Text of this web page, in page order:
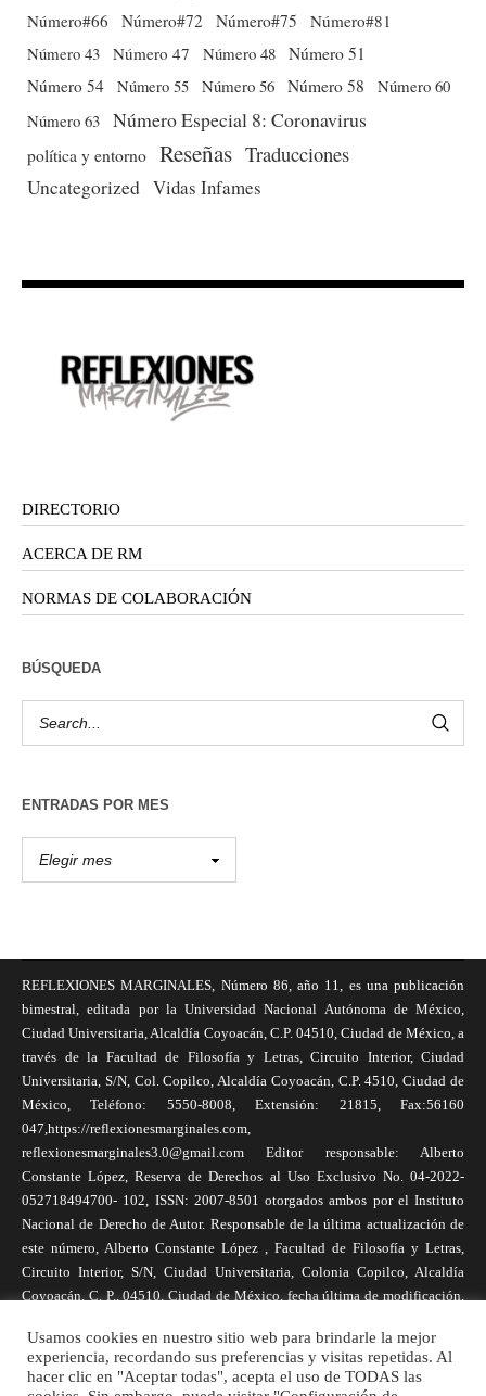
Número#66
Número#72 Número#75
Número#81
Número 43 Número 47 Número 48 Número 51
Número 54 Número 55 Número 56 Número 58
Número 60
Número 63 Número Especial 8: Coronavirus
política y entorno Reseñas Traducciones
Uncategorized Vidas Infames
DIRECTORIO
ACERCA DE RM
NORMAS DE COLABORACIÓN
BÚSQUEDA
ENTRADAS POR MES
REFLEXIONES MARGINALES, Número 86, año 11, es una publicación
bimestral, editada por la Universidad Nacional Autónoma de México,
Ciudad Universitaria, Alcaldía Coyoacán, C.P. 04510, Ciudad de México, a
través de la Facultad de Filosofía y Letras, Circuito Interior, Ciudad
Universitaria, S/N, Col. Copilco, Alcaldía Coyoacán, C.P. 4510, Ciudad de
México, Teléfono: 5550-8008, Extensión: 21815, Fax:56160
047,https://reflexionesmarginales.com,
reflexionesmarginales3.0@gmail.com Editor responsable: Alberto
Constante López, Reserva de Derechos al Uso Exclusivo No. 04-2022-
052718494700- 102, ISSN: 2007-8501 otorgados ambos por el Instituto
Nacional de Derecho de Autor. Responsable de la última actualización de
este número, Alberto Constante López , Facultad de Filosofía y Letras,
Circuito Interior, S/N, Ciudad Universitaria, Colonia Copilco, Alcaldía
Coyoacán, C. P., 04510, Ciudad de México, fecha última de modificación,
necesariamente reflejan la postura de la revista, ni de Universidad Nacional
Autónoma de México. Los autores son responsables de los contenidos de
sus artículos. Se autoriza la reproducción total o parcial de los textos aquí
Usamos cookies en nuestro sitio web para brindarle la mejor
experiencia, recordando sus preferencias y visitas repetidas. Al
hacer clic en "Aceptar todas", acepta el uso de TODAS las